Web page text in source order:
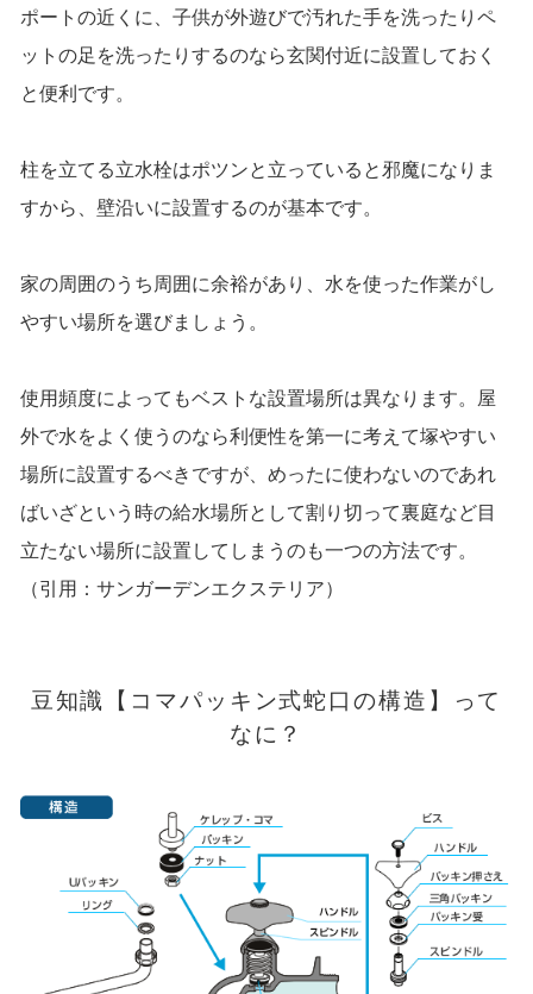
ポートの近くに、子供が外遊びで汚れた手を洗ったりペ
ットの足を洗ったりするのなら玄関付近に設置しておく
と便利です。
柱を立てる立水栓はポツンと立っていると邪魔になりま
すから、壁沿いに設置するのが基本です。
家の周囲のうち周囲に余裕があり、水を使った作業がし
やすい場所を選びましょう。
使用頻度によってもベストな設置場所は異なります。屋
外で水をよく使うのなら利便性を第一に考えて塚やすい
場所に設置するべきですが、めったに使わないのであれ
ばいざという時の給水場所として割り切って裏庭など目
立たない場所に設置してしまうのも一つの方法です。
（引用： サンガーデンエクステリア）
豆知識【コマパッキン式蛇口の構造】って
なに？